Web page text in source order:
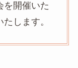
を開催いた
します。